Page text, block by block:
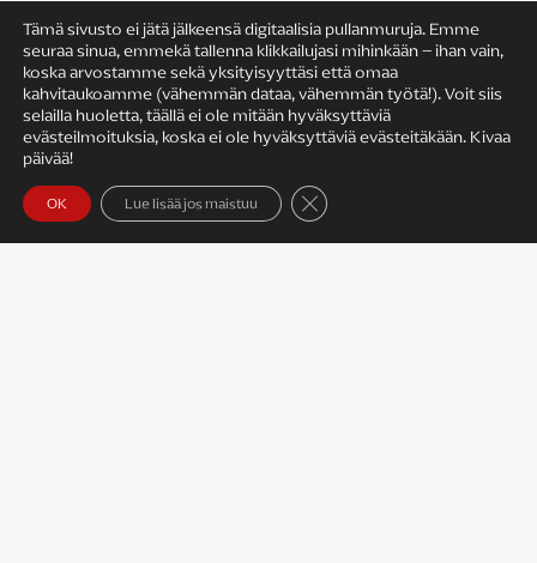
KIRJAILIJAN TYÖ
Tämä sivusto ei jätä jälkeensä digitaalisia pullanmuruja. Emme
seuraa sinua, emmekä tallenna klikkailujasi mihinkään – ihan vain,
koska arvostamme sekä yksityisyyttäsi että omaa
kahvitaukoamme (vähemmän dataa, vähemmän työtä!). Voit siis
selailla huoletta, täällä ei ole mitään hyväksyttäviä
evästeilmoituksia, koska ei ole hyväksyttäviä evästeitäkään. Kivaa
päivää!
OK Lue lisää jos maistuu Sulje evästebanneri